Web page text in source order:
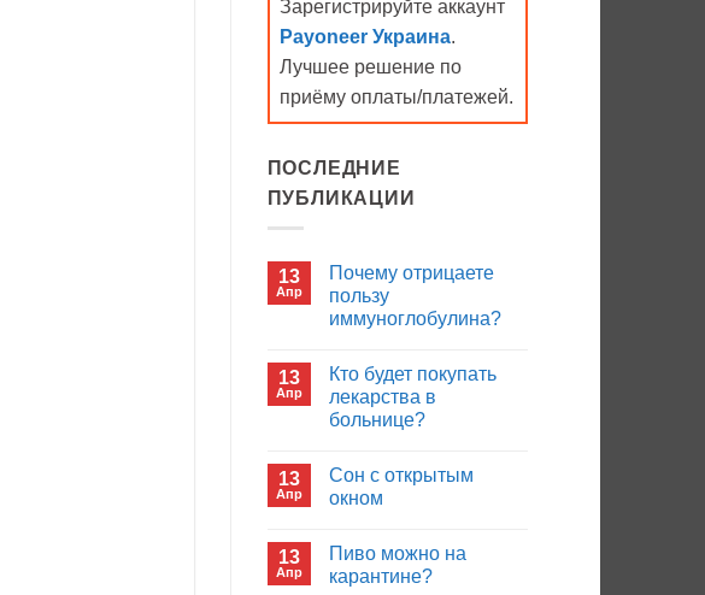
Зарегистрируйте аккаунт
Payoneer Украина.
Лучшее решение по
приёму оплаты/платежей.
ПОСЛЕДНИЕ
ПУБЛИКАЦИИ
13
Апр
Почему отрицаете
пользу
иммуноглобулина?
записи
Почему
отрицаете
пользу
13
Апр
Кто будет покупать
лекарства в
больнице?
записи
Кто
будет
больнице?
13
Апр
Сон с открытым
окном
записи
Сон
с
13
Апр
Пиво можно на
карантине?